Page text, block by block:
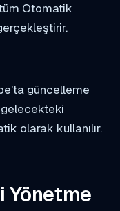
Otomatik
güncelleme
gelecekteki
olarak kullanılır.
Yönetme